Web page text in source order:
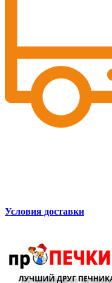
Условия доставки